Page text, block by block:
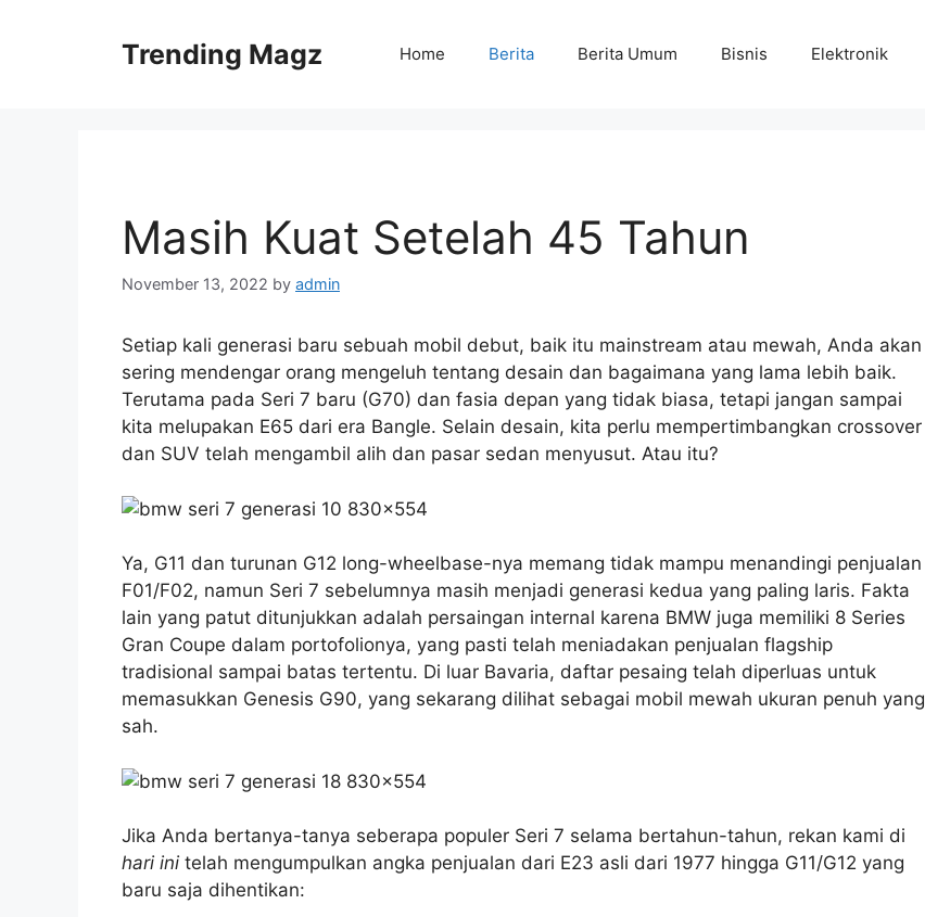
Trending Magz Home Berita Berita Umum Bisnis Elektronik
Masih Kuat Setelah 45 Tahun
November 13, 2022 by admin
Setiap kali generasi baru sebuah mobil debut, baik itu mainstream atau mewah, Anda akan
sering mendengar orang mengeluh tentang desain dan bagaimana yang lama lebih baik.
Terutama pada Seri 7 baru (G70) dan fasia depan yang tidak biasa, tetapi jangan sampai
kita melupakan E65 dari era Bangle. Selain desain, kita perlu mempertimbangkan crossover
dan SUV telah mengambil alih dan pasar sedan menyusut. Atau itu?
Ya, G11 dan turunan G12 long-wheelbase-nya memang tidak mampu menandingi penjualan
F01/F02, namun Seri 7 sebelumnya masih menjadi generasi kedua yang paling laris. Fakta
lain yang patut ditunjukkan adalah persaingan internal karena BMW juga memiliki 8 Series
Gran Coupe dalam portofolionya, yang pasti telah meniadakan penjualan flagship
tradisional sampai batas tertentu. Di luar Bavaria, daftar pesaing telah diperluas untuk
memasukkan Genesis G90, yang sekarang dilihat sebagai mobil mewah ukuran penuh yang
sah.
Jika Anda bertanya-tanya seberapa populer Seri 7 selama bertahun-tahun, rekan kami di
hari ini telah mengumpulkan angka penjualan dari E23 asli dari 1977 hingga G11/G12 yang
baru saja dihentikan: